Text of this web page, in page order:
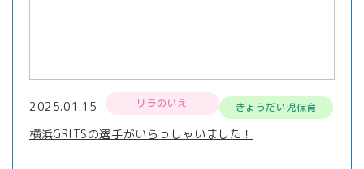
2025.01.15 リラのいえ きょうだい児保育
横浜GRITSの選手がいらっしゃいました！